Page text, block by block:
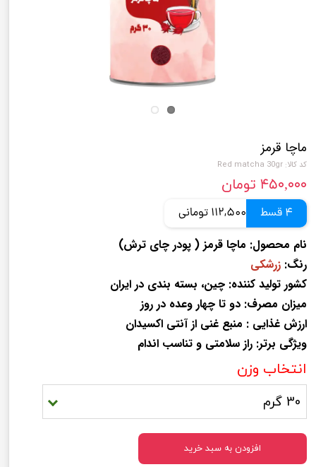
ماچا قرمز
کد کالا: Red matcha 30gr
۴۵۰,۰۰۰ تومان
4 قسط 112,500 تومانی
نام محصول: ماچا قرمز ( پودر چای ترش)
رنگ: زرشکی
کشور تولید کننده: چین، بسته بندی در ایران
میزان مصرف: دو تا چهار وعده در روز
ارزش غذایی : منبع غنی از آنتی اکسیدان
ویژگی برتر: راز سلامتی و تناسب اندام
انتخاب وزن
30 گرم
افزودن به سبد خرید